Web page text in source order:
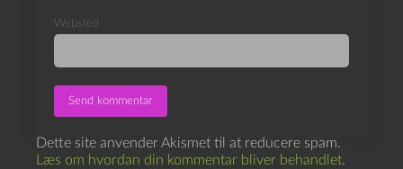
Websted
Dette site anvender Akismet til at reducere spam.
Læs om hvordan din kommentar bliver behandlet.